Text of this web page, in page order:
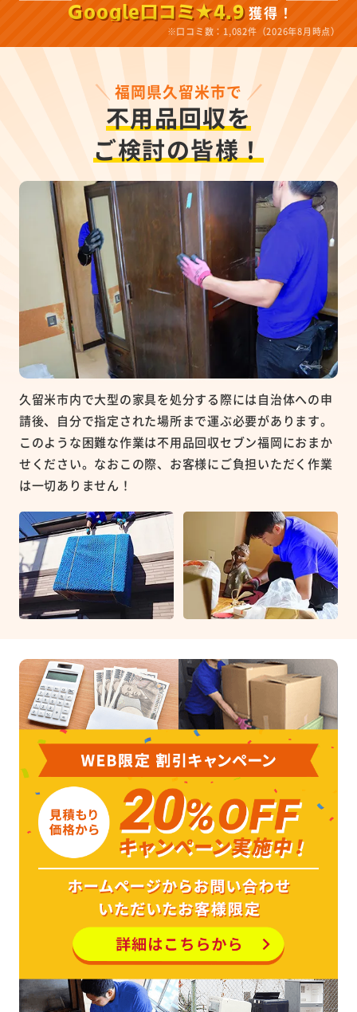
Google口コミ★4.9 獲得！
※口コミ数：1,082件（2026年8月時点）
福岡県久留米市で
不用品回収を
ご検討の皆様！
久留米市内で大型の家具を処分する際には自治体への申
請後、自分で指定された場所まで運ぶ必要があります。
このような困難な作業は不用品回収セブン福岡におまか
せください。なおこの際、お客様にご負担いただく作業
は一切ありません！